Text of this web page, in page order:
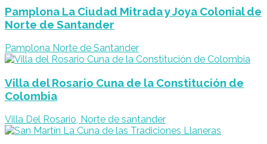
Pamplona La Ciudad Mitrada y Joya Colonial de
Norte de Santander
Pamplona Norte de Santander
Villa del Rosario Cuna de la Constitución de
Colombia
Villa Del Rosario, Norte de santander